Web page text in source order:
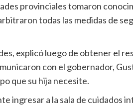
provinciales tomaron
todas las medidas de
explicó luego de obtener el
con el gobernador,
que su hija necesite.
ingresar a la sala de cuidados